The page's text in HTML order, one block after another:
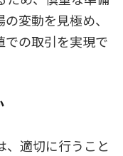
変動を見極め、
での取引を実現で
、適切に行うこと